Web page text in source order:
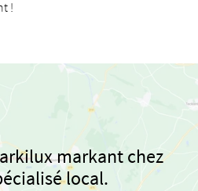
!
markant chez
local.